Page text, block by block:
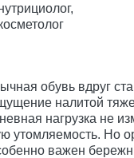
обувь вдруг
налитой
нагрузка не
утомляемость. Но
важен